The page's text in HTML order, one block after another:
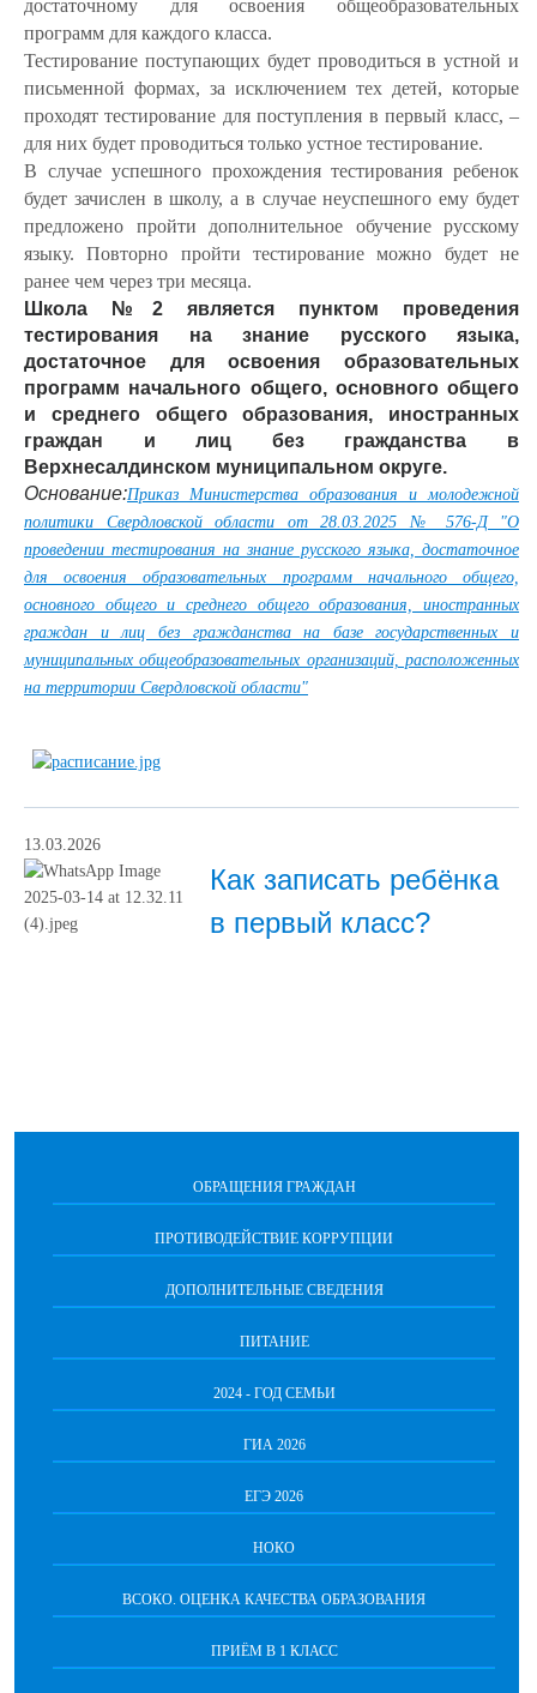
достаточному для освоения общеобразовательных
программ для каждого класса.
Тестирование поступающих будет проводиться в устной и
письменной формах, за исключением тех детей, которые
проходят тестирование для поступления в первый класс, –
для них будет проводиться только устное тестирование.
В случае успешного прохождения тестирования ребенок
будет зачислен в школу, а в случае неуспешного ему будет
предложено пройти дополнительное обучение русскому
языку. Повторно пройти тестирование можно будет не
ранее чем через три месяца.
Школа №2 является пунктом проведения
тестирования на знание русского языка,
достаточное для освоения образовательных
программ начального общего, основного общего
и среднего общего образования, иностранных
граждан и лиц без гражданства в
Верхнесалдинском муниципальном округе.
Основание:Приказ Министерства образования и молодежной
политики Свердловской области от 28.03.2025 № 576-Д "О
проведении тестирования на знание русского языка, достаточное
для освоения образовательных программ начального общего,
основного общего и среднего общего образования, иностранных
граждан и лиц без гражданства на базе государственных и
муниципальных общеобразовательных организаций, расположенных
на территории Свердловской области"
13.03.2026
Как записать ребёнка
в первый класс?
ОБРАЩЕНИЯ ГРАЖДАН
ПРОТИВОДЕЙСТВИЕ КОРРУПЦИИ
ДОПОЛНИТЕЛЬНЫЕ СВЕДЕНИЯ
ПИТАНИЕ
2024 - ГОД СЕМЬИ
ГИА 2026
ЕГЭ 2026
НОКО
ВСОКО. ОЦЕНКА КАЧЕСТВА ОБРАЗОВАНИЯ
ПРИЁМ В 1 КЛАСС